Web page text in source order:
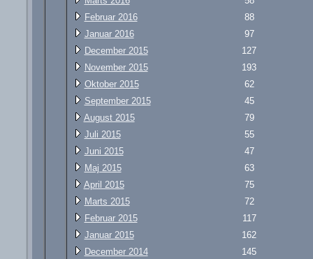
Februar 2016
88
Januar 2016
97
December 2015
127
November 2015
193
Oktober 2015
62
September 2015
45
August 2015
79
Juli 2015
55
Juni 2015
47
Maj 2015
63
April 2015
75
Marts 2015
72
Februar 2015
117
Januar 2015
162
December 2014
145